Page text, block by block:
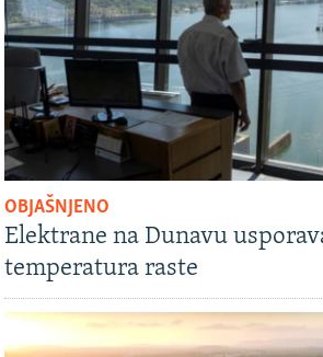
OBJAŠNJENO
Elektrane na Dunavu
temperatura raste